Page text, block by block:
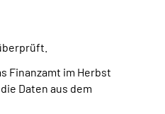
Finanzamt im Herbst
Daten aus dem